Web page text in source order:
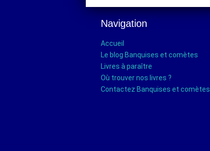
Navigation
Accueil
Le blog Banquises et comètes
Livres à paraître
Où trouver nos livres ?
Contactez Banquises et comètes